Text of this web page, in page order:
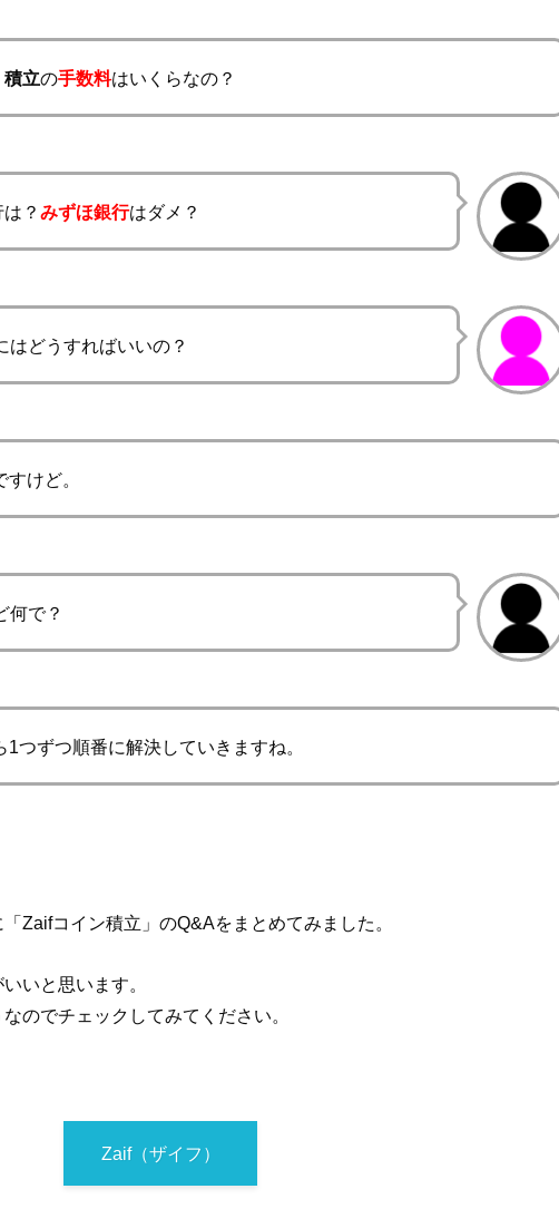
積立の手数料はいくらなの？
は？みずほ銀行はダメ？
はどうすればいいの？
すけど。
何で？
1つずつ順番に解決していきますね。
Zaifコイン積立」のQ&Aをまとめてみました。
いと思います。
なのでチェックしてみてください。
Zaif（ザイフ）